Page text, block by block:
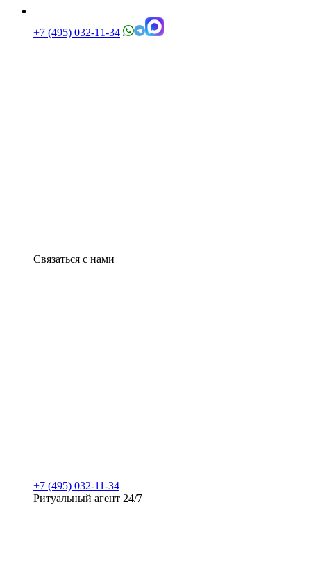
+7 (495) 032-11-34
Связаться с нами
+7 (495) 032-11-34
Ритуальный агент 24/7